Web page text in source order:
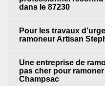
dans le 87230
Pour les travaux
ramoneur Artisan
Une entreprise de
pas cher pour
Champsac